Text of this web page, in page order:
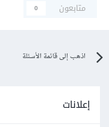
متابعون
0
اذهب إلى قائمة الأسئلة
إعلانات